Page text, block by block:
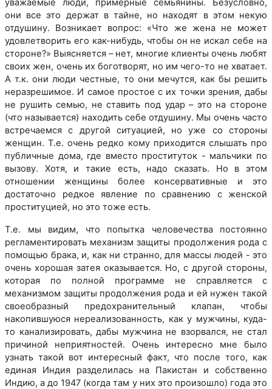
уважаемые люди, примерные семьянины. Безусловно,
они все это держат в тайне, но находят в этом некую
отдушину. Возникает вопрос: «Что же жена не может
удовлетворить его как-нибудь, чтобы он не искал себе на
стороне?» Выясняется – нет, многие клиенты очень любят
своих жен, очень их боготворят, но им чего-то не хватает.
А т.к. они люди честные, то они мечутся, как бы решить
неразрешимое. И самое простое с их точки зрения, дабы
не рушить семью, не ставить под удар – это на стороне
(что называется) находить себе отдушину. Мы очень часто
встречаемся с другой ситуацией, но уже со стороны
женщин. Т.е. очень редко кому приходится слышать про
публичные дома, где вместо проституток - мальчики по
вызову. Хотя, и такие есть, надо сказать. Но в этом
отношении женщины более консервативные и это
достаточно редкое явление по сравнению с женской
проституцией, но это тоже есть.
Т.е. мы видим, что попытка человечества постоянно
регламентировать механизм защиты продолжения рода с
помощью брака, и, как ни странно, для массы людей - это
очень хорошая затея оказывается. Но, с другой стороны,
которая по полной программе не справляется с
механизмом защиты продолжения рода и ей нужен такой
своеобразный предохранительный клапан, чтобы
накопившуюся нереализованность, как у мужчины, куда-
то канализировать, дабы мужчина не взорвался, не стал
причиной неприятностей. Очень интересно мне было
узнать такой вот интересный факт, что после того, как
единая Индия разделилась на Пакистан и собственно
Индию, а до 1947 (когда там у них это произошло) года это